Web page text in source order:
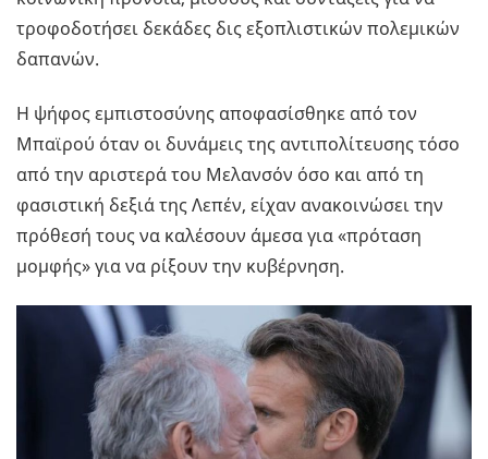
τροφοδοτήσει δεκάδες δις εξοπλιστικών πολεμικών
δαπανών.
Η ψήφος εμπιστοσύνης αποφασίσθηκε από τον
Μπαϊρού όταν οι δυνάμεις της αντιπολίτευσης τόσο
από την αριστερά του Μελανσόν όσο και από τη
φασιστική δεξιά της Λεπέν, είχαν ανακοινώσει την
πρόθεσή τους να καλέσουν άμεσα για «πρόταση
μομφής» για να ρίξουν την κυβέρνηση.